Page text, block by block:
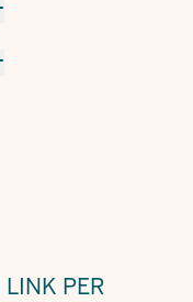
LINK PER